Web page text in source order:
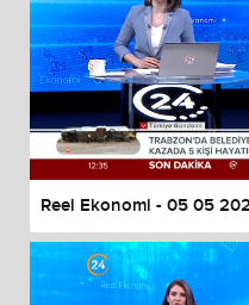
Reel Ekonomi - 05 05